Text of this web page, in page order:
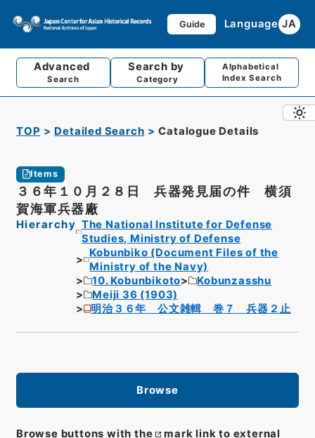
Guide Language JA
Advanced
Search
Search by
Category
Alphabetical
Index Search
TOP Detailed Search Catalogue Details
Items
３６年１０月２８日 兵器発見届の件 横須
賀海軍兵器廠
Hierarchy The National Institute for Defense
Studies, Ministry of Defense
Kobunbiko (Document Files of the
Ministry of the Navy)
10. Kobunbikoto
Kobunzasshu
Meiji 36 (1903)
明治３６年 公文雑輯 巻７ 兵器２止
Browse
Browse buttons with the
mark link to external